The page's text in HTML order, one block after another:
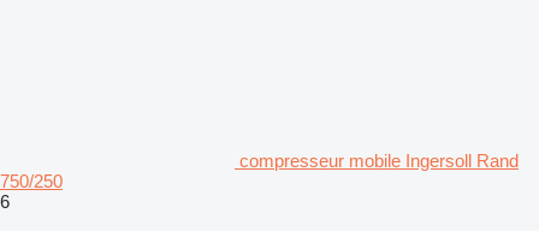
compresseur mobile Ingersoll Rand
750/250
6